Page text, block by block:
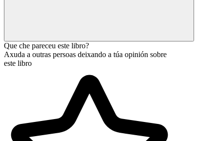
Que che pareceu este libro?
Axuda a outras persoas deixando a túa opinión sobre
este libro